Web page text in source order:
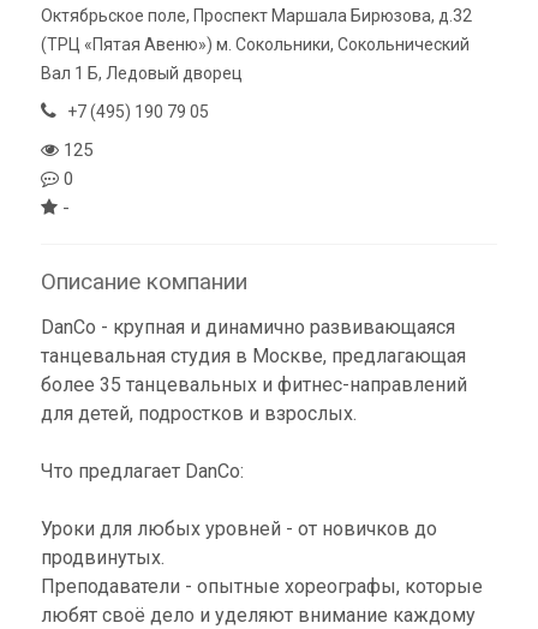
Октябрьское поле, Проспект Маршала Бирюзова, д.32
(ТРЦ «Пятая Авеню») м. Сокольники, Сокольнический
Вал 1 Б, Ледовый дворец
+7 (495) 190 79 05
125
0
-
Описание компании
DanCo - крупная и динамично развивающаяся
танцевальная студия в Москве, предлагающая
более 35 танцевальных и фитнес-направлений
для детей, подростков и взрослых.
Что предлагает DanCo:
Уроки для любых уровней - от новичков до
продвинутых.
Преподаватели - опытные хореографы, которые
любят своё дело и уделяют внимание каждому